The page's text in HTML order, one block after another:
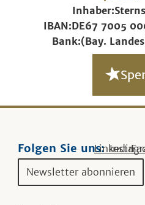
Inhaber:
IBAN:DE67 7005
Bank:(Bay.
Folgen Sie uns:Linkedin
Newsletter abonnieren